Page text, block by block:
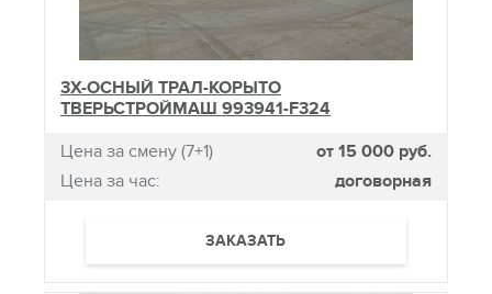
3Х-ОСНЫЙ ТРАЛ-КОРЫТО
ТВЕРЬСТРОЙМАШ 993941-F324
Цена за смену (7+1)
от 15 000 руб.
Цена за час:
договорная
ЗАКАЗАТЬ